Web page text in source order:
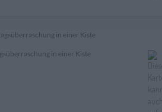
in einer Kiste